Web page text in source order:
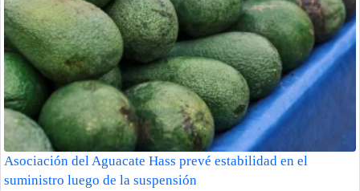
Asociación del Aguacate Hass prevé estabilidad en el
suministro luego de la suspensión